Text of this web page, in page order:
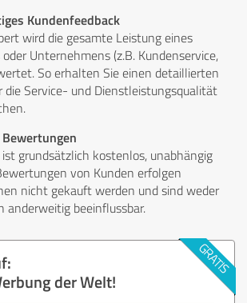
Kundenfeedback
wird die gesamte Leistung eines
Unternehmens (z.B. Kundenservice,
So erhalten Sie einen detaillierten
die Service- und Dienstleistungsqualität
grundsätzlich kostenlos, unabhängig
von Kunden erfolgen
nicht gekauft werden und sind weder
anderweitig beeinflussbar.
der Welt!